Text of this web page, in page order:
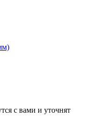
с вами и уточнят